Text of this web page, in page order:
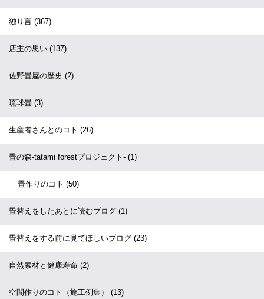
独り言 (367)
店主の思い (137)
佐野畳屋の歴史 (2)
琉球畳 (3)
生産者さんとのコト (26)
畳の森-tatami forestプロジェクト- (1)
畳作りのコト (50)
畳替えをしたあとに読むブログ (1)
畳替えをする前に見てほしいブログ (23)
自然素材と健康寿命 (2)
空間作りのコト（施工例集） (13)